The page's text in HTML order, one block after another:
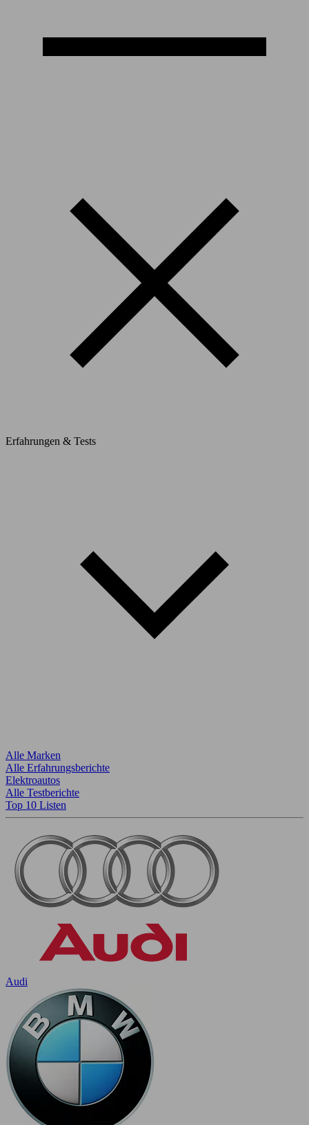
Erfahrungen & Tests
Alle Marken
Alle Erfahrungsberichte
Elektroautos
Alle Testberichte
Top 10 Listen
Audi